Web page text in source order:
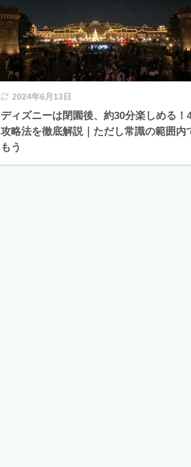
2024年6月13日
ディズニーは閉園後、約30分楽しめる！
攻略法を徹底解説｜ただし常識の範囲内
もう